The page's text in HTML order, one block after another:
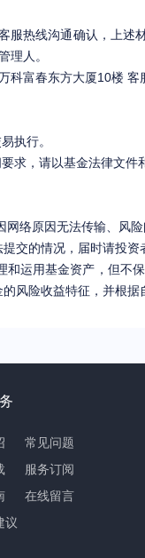
服热线沟通确认，上
理人。
科富春东方大厦10楼 客
执行。
求，请以基金法律文件
络原因无法传输、风
交的情况，届时请投
运用基金资产，但不
风险收益特征，并根
常见问题
服务订阅
在线留言
议